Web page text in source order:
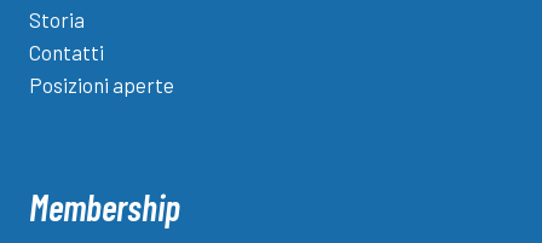
Storia
Contatti
Posizioni aperte
Membership